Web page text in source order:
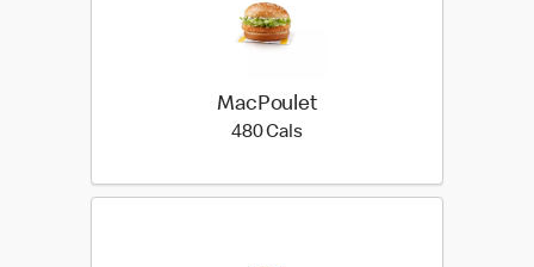
MacPoulet
480 Cals480 calories